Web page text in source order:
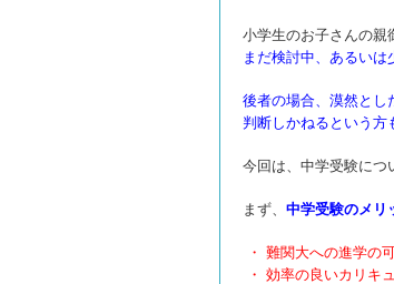
小学生のお子さんの親
まだ検討中、あるいは
後者の場合、漠然とし
判断しかねるという方
今回は、中学受験につ
まず、 中学受験のメリ
・ 難関大への進学の
・ 効率の良いカリキ